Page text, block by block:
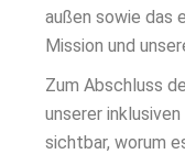
außen sowie das
Mission und
Zum Abschluss
unserer
sichtbar, worum